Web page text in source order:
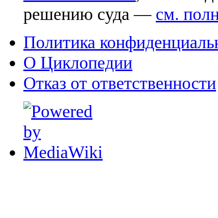
решению суда — см.
Политика
О Циклопедии
Отказ от ответственности